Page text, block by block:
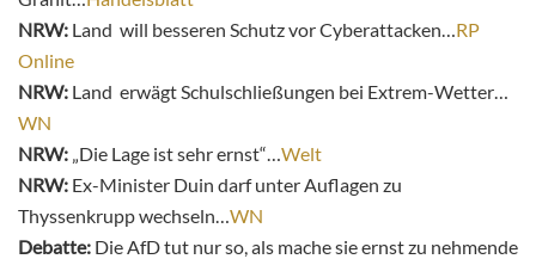
NRW: Land will besseren Schutz vor Cyberattacken…RP
Online
NRW: Land erwägt Schulschließungen bei Extrem-Wetter…
WN
NRW: „Die Lage ist sehr ernst“…Welt
NRW: Ex-Minister Duin darf unter Auflagen zu
Thyssenkrupp wechseln…WN
Debatte: Die AfD tut nur so, als mache sie ernst zu nehmende